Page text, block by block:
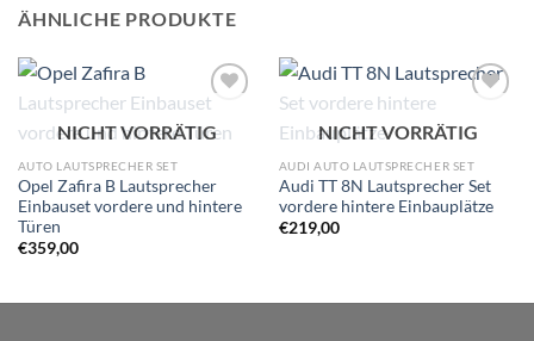
ÄHNLICHE PRODUKTE
Wunschliste
NICHT VORRÄTIG
AUTO LAUTSPRECHER SET
Opel Zafira B Lautsprecher
Einbauset vordere und hintere
Türen
€359,00
Wunschliste
NICHT VORRÄTIG
AUDI AUTO LAUTSPRECHER SET
Audi TT 8N Lautsprecher Set
vordere hintere Einbauplätze
€219,00